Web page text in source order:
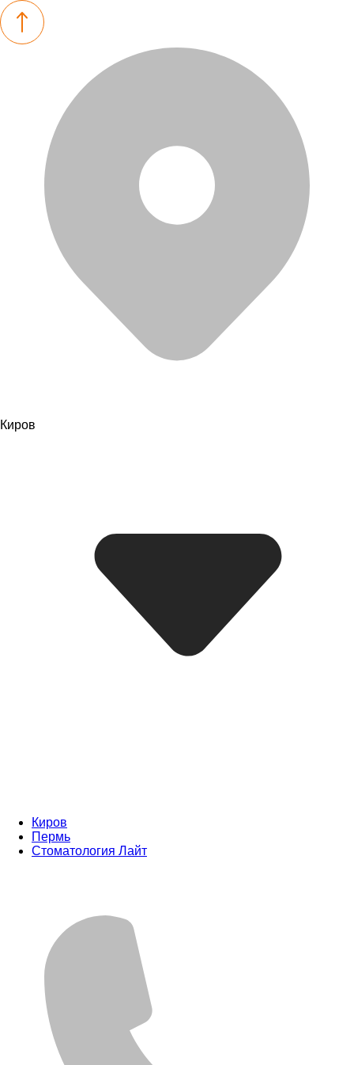
Киров
Киров
Пермь
Стоматология Лайт